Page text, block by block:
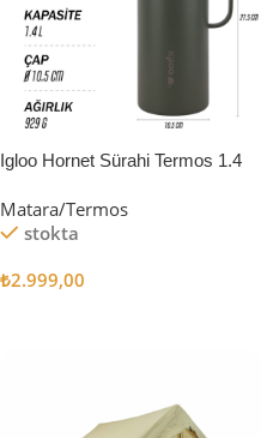
Igloo Hornet Sürahi Termos 1.4
Matara/Termos
stokta
₺2.999,00